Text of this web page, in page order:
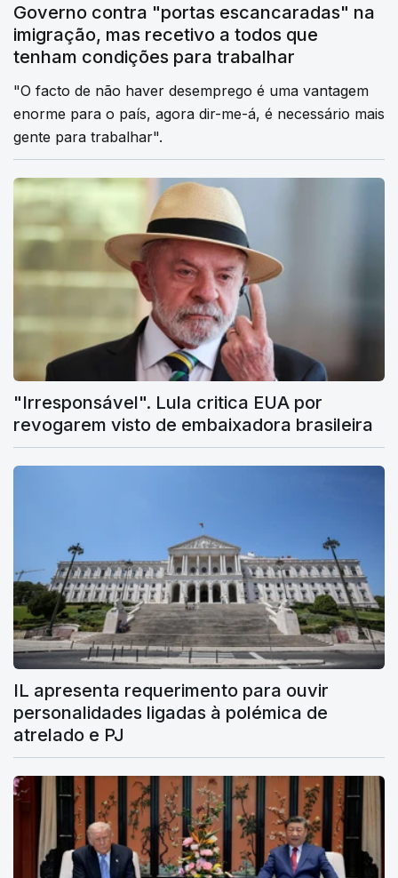
Governo contra "portas escancaradas" na
imigração, mas recetivo a todos que
tenham condições para trabalhar
"O facto de não haver desemprego é uma vantagem
enorme para o país, agora dir-me-á, é necessário mais
gente para trabalhar".
"Irresponsável". Lula critica EUA por
revogarem visto de embaixadora brasileira
IL apresenta requerimento para ouvir
personalidades ligadas à polémica de
atrelado e PJ